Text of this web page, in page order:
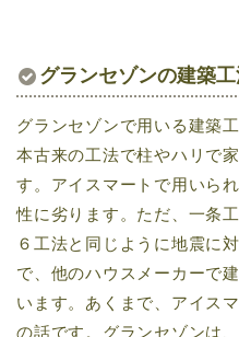
グランセゾンの建築工
グランセゾンで用いる建築
本古来の工法で柱やハリで
す。アイスマートで用いら
性に劣ります。ただ、一条
６工法と同じように地震に
で、他のハウスメーカーで
います。あくまで、アイス
の話です。グランセゾンは